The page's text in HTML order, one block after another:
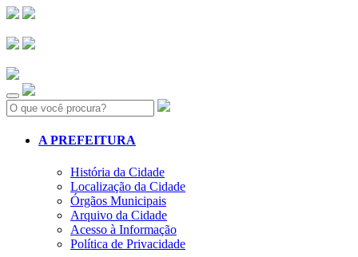
Search:
A PREFEITURA
História da Cidade
Localização da Cidade
Órgãos Municipais
Arquivo da Cidade
Acesso à Informação
Política de Privacidade